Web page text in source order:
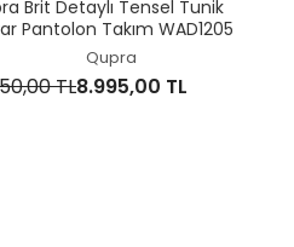
Brit Detaylı Tensel Tunik
Pantolon Takım WAD1205
Qupra
TL8.995,00 TL